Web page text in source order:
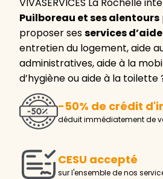
Puilboreau et ses alentours
proposer sesservices
entretien du logement, aide
administratives, aide à la
d’hygiène ou aide à la toilette
-50% de crédit
déduit immédiatement de
CESU accepté
sur l'ensemble de nos